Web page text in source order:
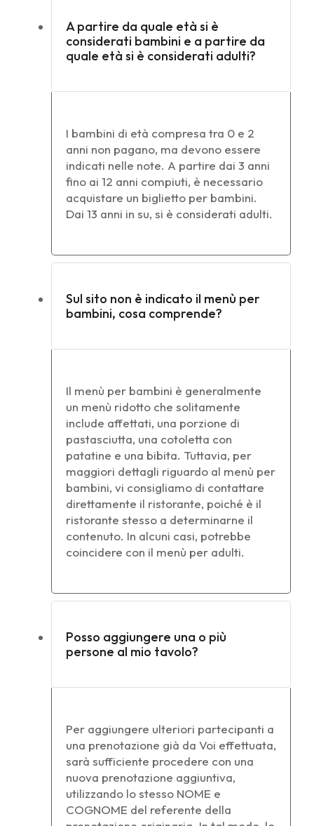
A partire da quale età si è
considerati bambini e a partire da
quale età si è considerati adulti?
I bambini di età compresa tra 0 e 2
anni non pagano, ma devono essere
indicati nelle note. A partire dai 3 anni
fino ai 12 anni compiuti, è necessario
acquistare un biglietto per bambini.
Dai 13 anni in su, si è considerati adulti.
Sul sito non è indicato il menù per
bambini, cosa comprende?
Il menù per bambini è generalmente
un menù ridotto che solitamente
include affettati, una porzione di
pastasciutta, una cotoletta con
patatine e una bibita. Tuttavia, per
maggiori dettagli riguardo al menù per
bambini, vi consigliamo di contattare
direttamente il ristorante, poiché è il
ristorante stesso a determinarne il
contenuto. In alcuni casi, potrebbe
coincidere con il menù per adulti.
Posso aggiungere una o più
persone al mio tavolo?
Per aggiungere ulteriori partecipanti a
una prenotazione già da Voi effettuata,
sarà sufficiente procedere con una
nuova prenotazione aggiuntiva,
utilizzando lo stesso NOME e
COGNOME del referente della